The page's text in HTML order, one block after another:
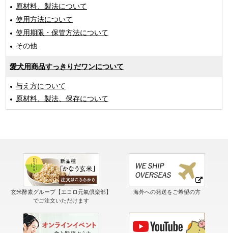
原材料、製法について
使用方法について
使用期限・保管方法について
その他
愛犬用商品すっきりだワンについて
与え方について
原材料、製法、保存について
玄米酵素グループ【エコロ元氣倶楽部】
でご注文いただけます
海外への発送をご希望の方